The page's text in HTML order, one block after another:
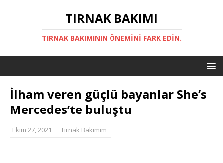
TIRNAK BAKIMI
TIRNAK BAKIMININ ÖNEMINI FARK EDIN.
İlham veren güçlü bayanlar She’s
Mercedes’te buluştu
Ekim 27, 2021 Tırnak Bakımım